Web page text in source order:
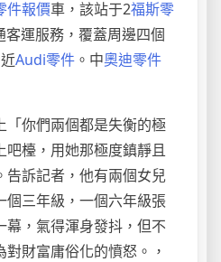
件報價車，該站于2福斯零
運服務，覆蓋周邊四個
Audi零件 。中奧迪零件
「你們兩個都是失衡的極
吧檯，用她那極度鎮靜且
告訴記者，他有兩個女兒
個三年級，一個六年級張
幕，氣得渾身發抖，但不
財富庸俗化的憤怒。，